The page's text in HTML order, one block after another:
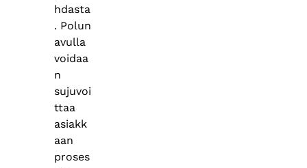
hdasta​
. Polun
avulla
voidaa
n
sujuvoi
ttaa
asiakk
aan
proses